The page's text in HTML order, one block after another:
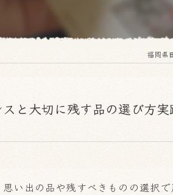
福岡県
と大切に残す品の選び方実
い出の品や残すべきものの選択